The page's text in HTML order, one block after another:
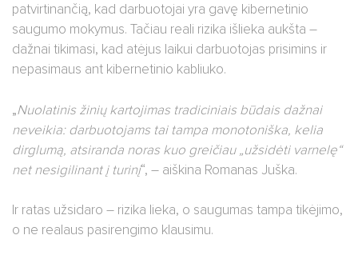
patvirtinančią, kad darbuotojai yra gavę kibernetinio
saugumo mokymus. Tačiau reali rizika išlieka aukšta –
dažnai tikimasi, kad atėjus laikui darbuotojas prisimins ir
nepasimaus ant kibernetinio kabliuko.
„Nuolatinis žinių kartojimas tradiciniais būdais dažnai
neveikia: darbuotojams tai tampa monotoniška, kelia
dirglumą, atsiranda noras kuo greičiau „užsidėti varnelę“
net nesigilinant į turinį“, – aiškina Romanas Juška.
Ir ratas užsidaro – rizika lieka, o saugumas tampa tikėjimo,
o ne realaus pasirengimo klausimu.